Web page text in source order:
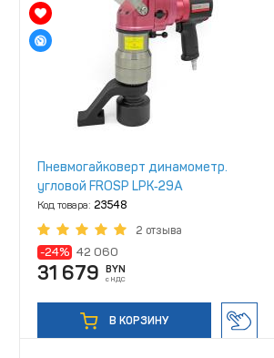
Пневмогайковерт динамометр.
угловой FROSP LPK‑29A
Код товара: 23548
2 отзыва
-24% 42 060
31 679 BYN
с НДС
В КОРЗИНУ